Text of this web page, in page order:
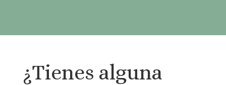
¿Tienes alguna